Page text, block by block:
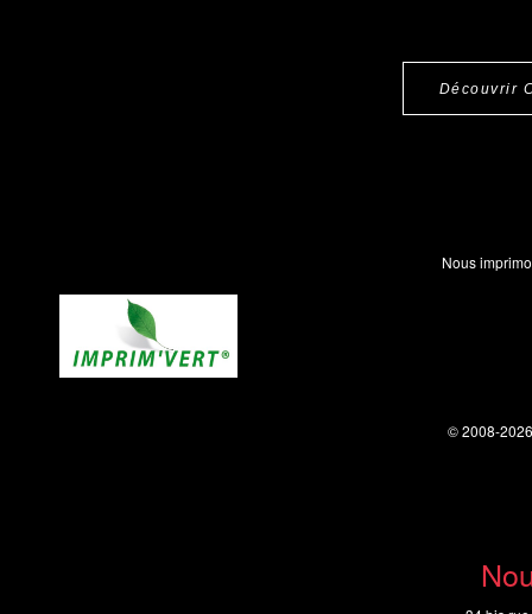
Découvrir
Nous
© 2008-